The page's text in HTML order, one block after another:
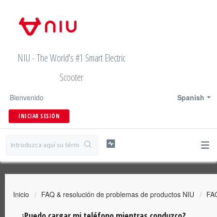
NIU - The World's #1 Smart Electric
Scooter
Spanish
Bienvenido
INICIAR SESIÓN
Inicio FAQ & resolución de problemas de productos NIU